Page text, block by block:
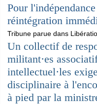
Pour
réintégration
Tribune parue dans
Un collectif de
militant·es
intellectuel·les
disciplinaire à
à pied par la